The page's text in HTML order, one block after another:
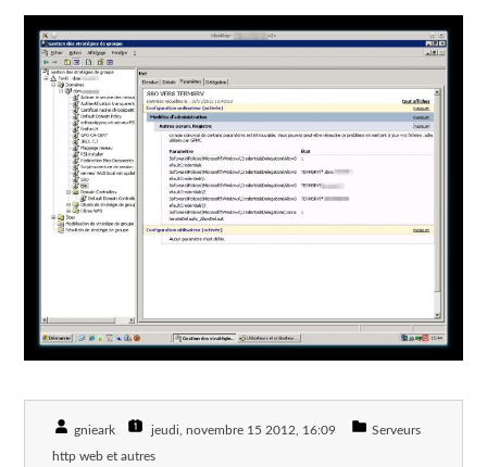
gnieark jeudi, novembre 15 2012 , 16:09 Serveurs
http web et autres